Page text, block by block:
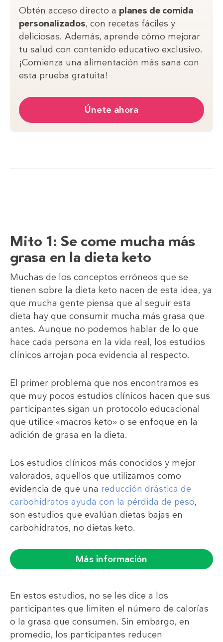
Obtén acceso directo a planes de comida
personalizados, con recetas fáciles y
deliciosas. Además, aprende cómo mejorar
tu salud con contenido educativo exclusivo.
¡Comienza una alimentación más sana con
esta prueba gratuita!
Únete ahora
Mito 1: Se come mucha más
grasa en la dieta keto
Muchas de los conceptos erróneos que se
tienen sobre la dieta keto nacen de esta idea, ya
que mucha gente piensa que al seguir esta
dieta hay que consumir mucha más grasa que
antes. Aunque no podemos hablar de lo que
hace cada persona en la vida real, los estudios
clínicos arrojan poca evidencia al respecto.
El primer problema que nos encontramos es
que muy pocos estudios clínicos hacen que sus
participantes sigan un protocolo educacional
que utilice «macros keto» o se enfoque en la
adición de grasa en la dieta.
Los estudios clínicos más conocidos y mejor
valorados, aquellos que utilizamos como
evidencia de que una reducción drástica de
carbohidratos ayuda con la pérdida de peso,
son estudios que evalúan dietas bajas en
carbohidratos, no dietas keto.
Más información
En estos estudios, no se les dice a los
participantes que limiten el número de calorías
o la grasa que consumen. Sin embargo, en
promedio, los participantes reducen